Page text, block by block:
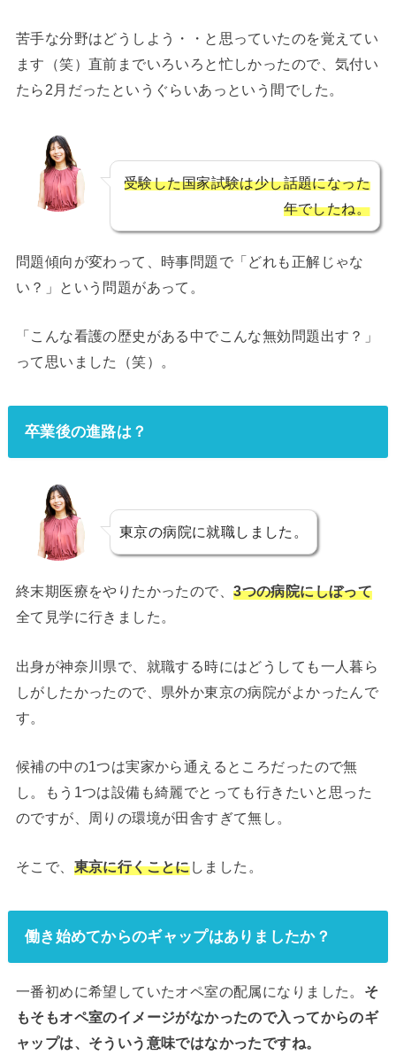
苦手な分野はどうしよう・・と思っていたのを覚えてい
ます（笑）直前までいろいろと忙しかったので、気付い
たら2月だったというぐらいあっという間でした。
受験した国家試験は少し話題になった
年でしたね。
問題傾向が変わって、時事問題で「どれも正解じゃな
い？」という問題があって。
「こんな看護の歴史がある中でこんな無効問題出す？」
って思いました（笑）。
卒業後の進路は？
東京の病院に就職しました。
終末期医療をやりたかったので、3つの病院にしぼって
全て見学に行きました。
出身が神奈川県で、就職する時にはどうしても一人暮ら
しがしたかったので、県外か東京の病院がよかったんで
す。
候補の中の1つは実家から通えるところだったので無
し。もう1つは設備も綺麗でとっても行きたいと思った
のですが、周りの環境が田舎すぎて無し。
そこで、 東京に行くことにしました。
働き始めてからのギャップはありましたか？
一番初めに希望していたオペ室の配属になりました。 そ
もそもオペ室のイメージがなかったので入ってからのギ
ャップは、そういう意味ではなかったですね。